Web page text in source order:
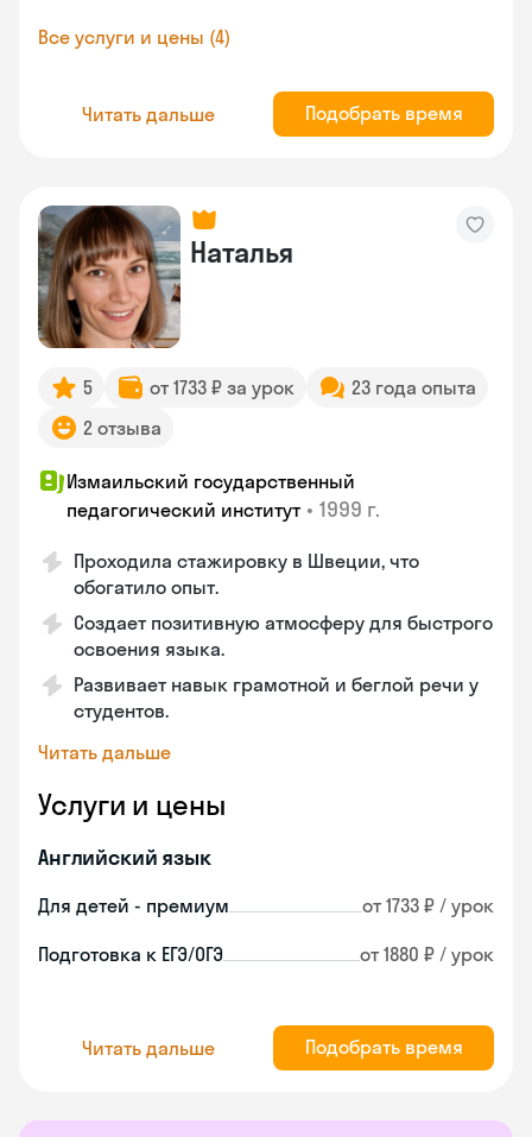
Все услуги и цены (4)
Читать дальше Подобрать время
Наталья
5 от 1733 ₽ за урок
23 года опыта
2 отзыва
Измаильский государственный
педагогический институт • 1999 г.
Проходила стажировку в Швеции, что
обогатило опыт.
Создает позитивную атмосферу для быстрого
освоения языка.
Развивает навык грамотной и беглой речи у
студентов.
Читать дальше
Услуги и цены
Английский язык
Для детей - премиум от 1733 ₽ / урок
Подготовка к ЕГЭ/ОГЭ от 1880 ₽ / урок
Читать дальше Подобрать время